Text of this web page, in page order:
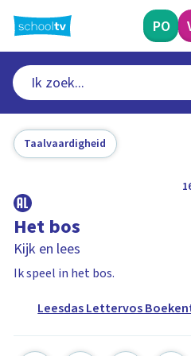
naar
hoofdinhoud
PO
Taalvaardigheid
Het bos
Kijk en lees
Ik speel in het bos.
Leesdas Lettervos